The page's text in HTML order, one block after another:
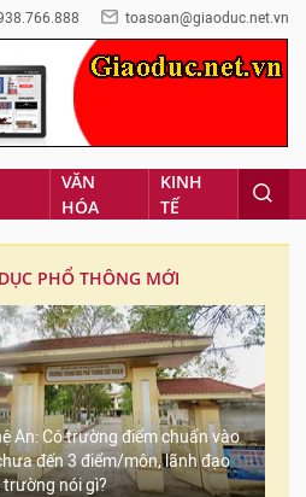
toasoan@giaoduc.net.vn
VĂN
HÓA
KINH
TẾ
PHỔ THÔNG MỚI
An: Có trường điểm chuẩn vào
đến 3 điểm/môn, lãnh đạo
trường nói gì?